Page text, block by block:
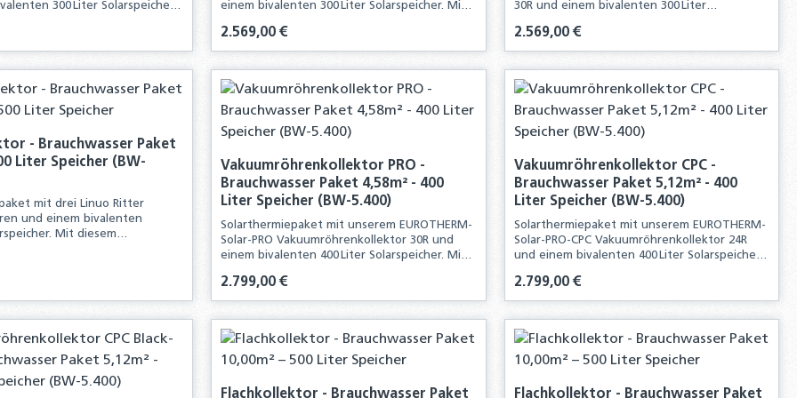
300 Liter Solarspeicher.
Anlage
Anzahl: Gib den gewünschten Wert ein oder benutze die Schaltflächen um
einem bivalenten 300 Liter Solarspeicher. Mit
Komponenten für die Neuinstallation einer
solarthermischen Anlage
Regulärer Preis:
2.569,00 €
Produkt Anzahl: Gib den gewünschten Wert ein oder
30R und einem bivalenten 300 Liter
erhalten Sie alle Komponenten für die
Neuinstallation einer solarthermischen Anlage
Regulärer Preis:
2.569,00 €
Produkt Anzahl: Gib den
- Brauchwasser Paket
Liter Speicher (BW-
mit drei Linuo Ritter
und einem bivalenten
Mit diesem
Anzahl: Gib den gewünschten Wert ein oder benutze die Schaltflächen um
Vakuumröhrenkollektor PRO -
Brauchwasser Paket 4,58m² - 400
Liter Speicher (BW-5.400)
Solarthermiepaket mit unserem EUROTHERM-
Solar-PRO Vakuumröhrenkollektor 30R und
einem bivalenten 400 Liter Solarspeicher. Mit
Komponenten für die Neuinstallation einer
solarthermischen Anlage.
Regulärer Preis:
2.799,00 €
Produkt Anzahl: Gib den gewünschten Wert ein oder
Vakuumröhrenkollektor CPC -
Brauchwasser Paket 5,12m² - 400
Liter Speicher (BW-5.400)
Solarthermiepaket mit unserem EUROTHERM-
Solar-PRO-CPC Vakuumröhrenkollektor 24R
und einem bivalenten 400 Liter Solarspeicher.
Komponenten für die Neuinstallation einer
solarthermischen Anlage
Regulärer Preis:
2.799,00 €
Produkt Anzahl: Gib den
Flachkollektor - Brauchwasser Paket Flachkollektor - Brauchwasser Paket